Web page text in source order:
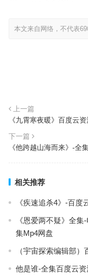
本文来自网络，不代表
上一篇
《九霄寒夜暖》百度云
下一篇
《他跨越山海而来》-全
相关推荐
《疾速追杀4》-百度
《恩爱两不疑》全
集Mp4网盘
（宇宙探索编辑部
他是谁-全集百度云